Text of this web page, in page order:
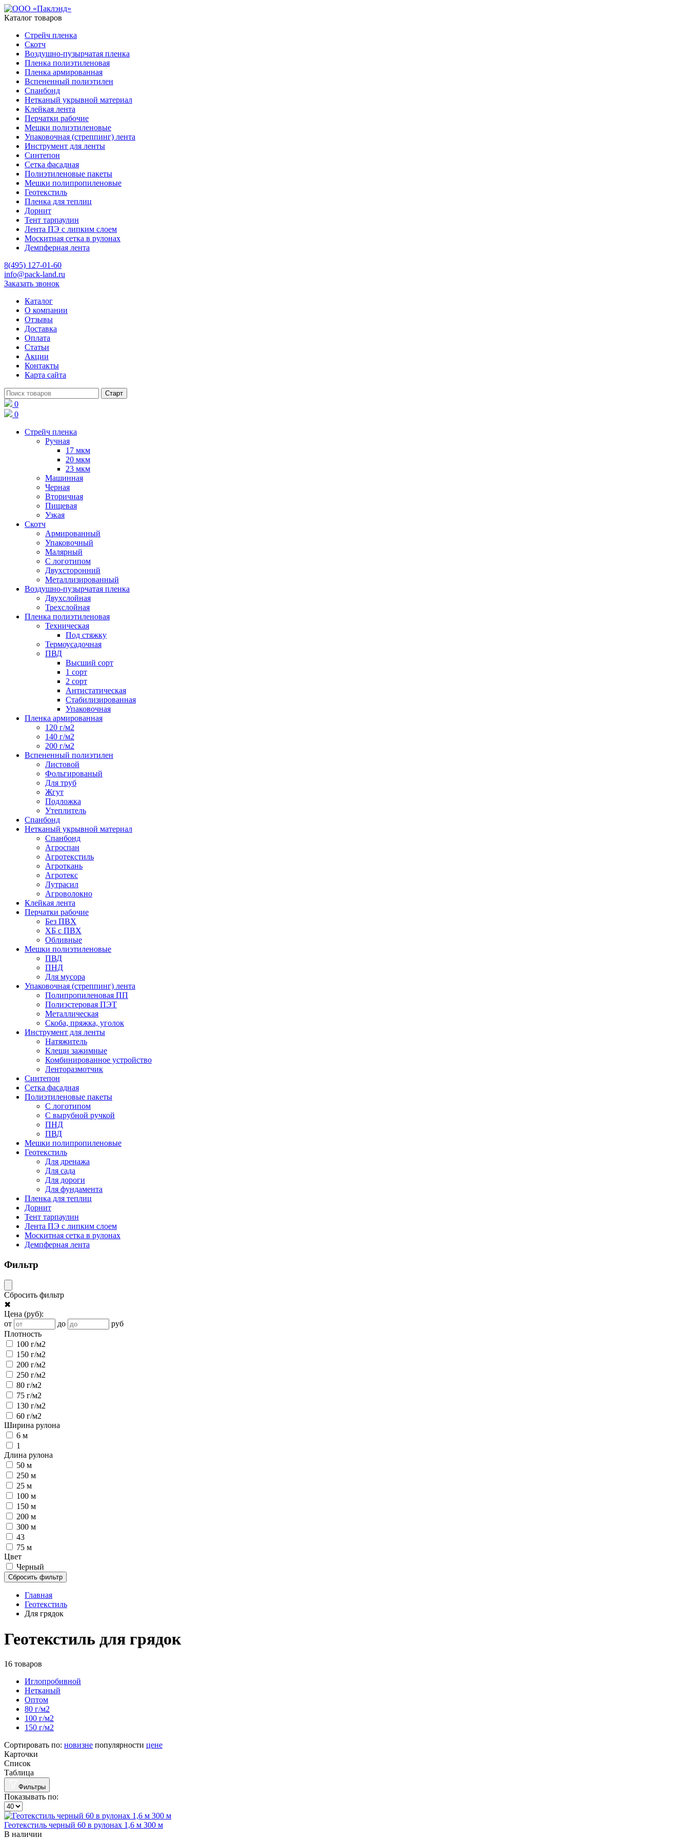
Каталог товаров
Стрейч пленка
Скотч
Воздушно-пузырчатая пленка
Пленка полиэтиленовая
Пленка армированная
Вспененный полиэтилен
Спанбонд
Нетканый укрывной материал
Клейкая лента
Перчатки рабочие
Мешки полиэтиленовые
Упаковочная (стреппинг) лента
Инструмент для ленты
Синтепон
Сетка фасадная
Полиэтиленовые пакеты
Мешки полипропиленовые
Геотекстиль
Пленка для теплиц
Дорнит
Тент тарпаулин
Лента ПЭ с липким слоем
Москитная сетка в рулонах
Демпферная лента
8(495) 127-01-60
info@pack-land.ru
Заказать звонок
Каталог
О компании
Отзывы
Доставка
Оплата
Статьи
Акции
Контакты
Карта сайта
0
0
Стрейч пленка
Ручная
17 мкм
20 мкм
23 мкм
Машинная
Черная
Вторичная
Пищевая
Узкая
Скотч
Армированный
Упаковочный
Малярный
С логотипом
Двухсторонний
Металлизированный
Воздушно-пузырчатая пленка
Двухслойная
Трехслойная
Пленка полиэтиленовая
Техническая
Под стяжку
Термоусадочная
ПВД
Высший сорт
1 сорт
2 сорт
Антистатическая
Стабилизированная
Упаковочная
Пленка армированная
120 г/м2
140 г/м2
200 г/м2
Вспененный полиэтилен
Листовой
Фольгированый
Для труб
Жгут
Подложка
Утеплитель
Спанбонд
Нетканый укрывной материал
Спанбонд
Агроспан
Агротекстиль
Агроткань
Агротекс
Лутрасил
Агроволокно
Клейкая лента
Перчатки рабочие
Без ПВХ
ХБ с ПВХ
Обливные
Мешки полиэтиленовые
ПВД
ПНД
Для мусора
Упаковочная (стреппинг) лента
Полипропиленовая ПП
Полиэстеровая ПЭТ
Металлическая
Скоба, пряжка, уголок
Инструмент для ленты
Натяжитель
Клещи зажимные
Комбинированное устройство
Ленторазмотчик
Синтепон
Сетка фасадная
Полиэтиленовые пакеты
С логотипом
С вырубной ручкой
ПНД
ПВД
Мешки полипропиленовые
Геотекстиль
Для дренажа
Для сада
Для дороги
Для фундамента
Пленка для теплиц
Дорнит
Тент тарпаулин
Лента ПЭ с липким слоем
Москитная сетка в рулонах
Демпферная лента
Фильтр
Сбросить фильтр
✖
Цена (руб):
от
до
руб
Плотность
100 г/м2
150 г/м2
200 г/м2
250 г/м2
80 г/м2
75 г/м2
130 г/м2
60 г/м2
Ширина рулона
6 м
1
Длина рулона
50 м
250 м
25 м
100 м
150 м
200 м
300 м
43
75 м
Цвет
Черный
Сбросить фильтр
Главная
Геотекстиль
Для грядок
Геотекстиль для грядок
16 товаров
Иглопробивной
Нетканый
Оптом
80 г/м2
100 г/м2
150 г/м2
Сортировать по: новизне популярности цене
Карточки
Список
Таблица
Фильтры
Показывать по:
Геотекстиль черный 60 в рулонах 1,6 м 300 м
В наличии